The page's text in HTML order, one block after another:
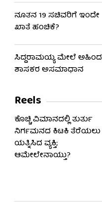
ನೂತನ 19 ಸಚಿವರಿಗೆ ಇಂದೇ
ಖಾತೆ ಹಂಚಿಕೆ?
ಸಿದ್ದರಾಮಯ್ಯ ಮೇಲೆ ಅಹಿಂದ
ಶಾಸಕರ ಅಸಮಾಧಾನ
Reels
ಕೊಚ್ಚಿ ವಿಮಾನದಲ್ಲಿ ತುರ್ತು
ನಿರ್ಗಮನದ ಕಿಟಕಿ ತೆರೆಯಲು
ಯತ್ನಿಸಿದ ವ್ಯಕ್ತಿ;
ಆಮೇಲೇನಾಯ್ತು?